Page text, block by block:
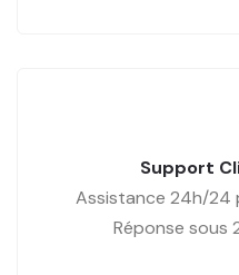
Support
Assistance 24h/24
Réponse sous